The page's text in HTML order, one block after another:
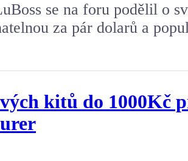
se na foru podělil o
za pár dolarů a
kitů do 1000Kč